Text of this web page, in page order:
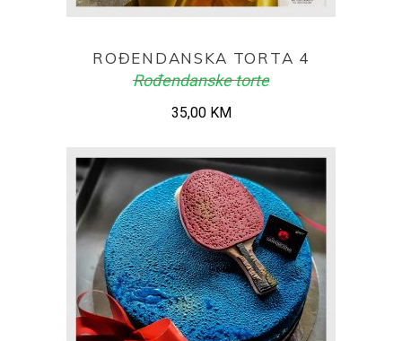
ROĐENDANSKA TORTA 4
Rođendanske torte
35,00 KM